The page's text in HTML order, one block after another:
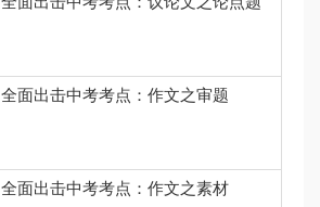
全面出击中考考点：作文之审题
全面出击中考考点：作文之素材